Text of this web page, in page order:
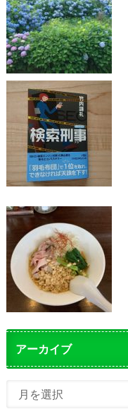
アーカイブ